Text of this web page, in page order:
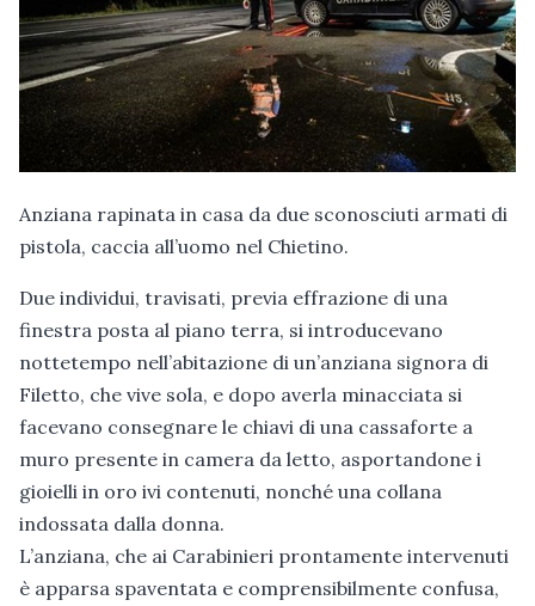
Anziana rapinata in casa da due sconosciuti armati di
pistola, caccia all’uomo nel Chietino.
Due individui, travisati, previa effrazione di una
finestra posta al piano terra, si introducevano
nottetempo nell’abitazione di un’anziana signora di
Filetto, che vive sola, e dopo averla minacciata si
facevano consegnare le chiavi di una cassaforte a
muro presente in camera da letto, asportandone i
gioielli in oro ivi contenuti, nonché una collana
indossata dalla donna.
L’anziana, che ai Carabinieri prontamente intervenuti
è apparsa spaventata e comprensibilmente confusa,